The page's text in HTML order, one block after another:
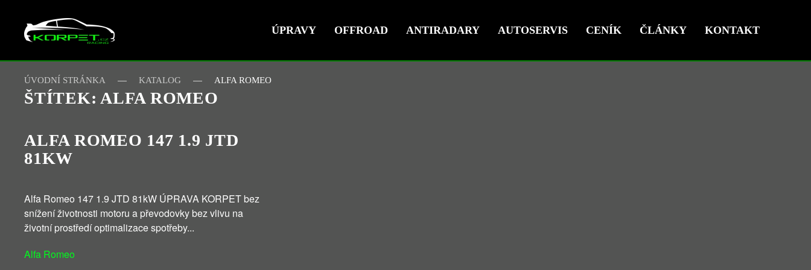
Skip to main content ÚPRAVY OFFROAD ANTIRADARY AUTOSERVIS CENÍK ČLÁNKY KONTAKT
ÚVODNÍ STRÁNKA KATALOG ALFA ROMEO
ŠTÍTEK: ALFA ROMEO
ALFA ROMEO 147 1.9 JTD
81KW
Alfa Romeo 147 1.9 JTD 81kW ÚPRAVA KORPET bez
snížení životnosti motoru a převodovky bez vlivu na
životní prostředí optimalizace spotřeby...
Alfa Romeo